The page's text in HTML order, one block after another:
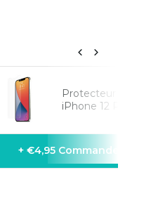
Protecteur
iPhone 12 Pro
+ €4,95 Commander le